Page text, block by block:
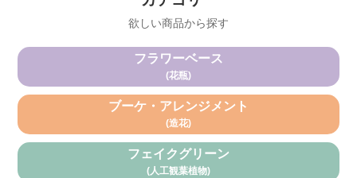
欲しい商品から探す
フラワーベース
(花瓶)
ブーケ・アレンジメント
(造花)
フェイクグリーン
(人工観葉植物)